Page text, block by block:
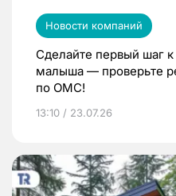
Новости компаний
Сделайте первый шаг
малыша — проверьте
по ОМС!
13:10 / 23.07.26